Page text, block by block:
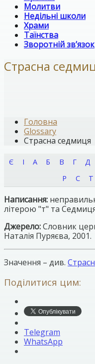
Молитви
Недільні школи
Храми
Таїнства
Зворотній зв’язок
Страсна
Головна
Glossary
Страсна седмиця
Є І А Б В Г Д
Р
С Т
Написання:
літерою "т" та
Джерело:Словник
Наталія Пуряєва, 2001.
Значення – див.
Поділитися цим:
Telegram
WhatsApp